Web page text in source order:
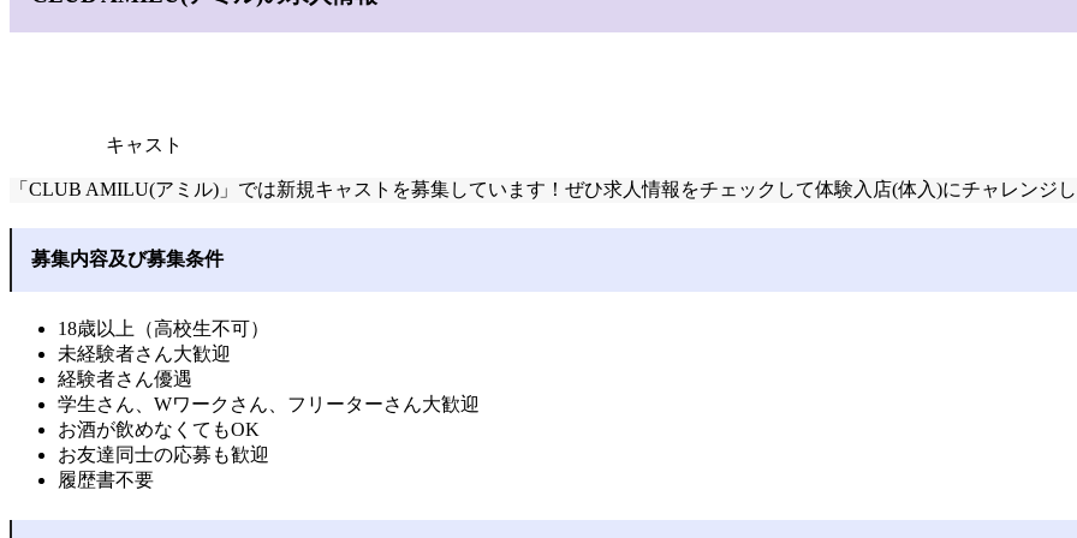
キャスト
「CLUB AMILU(アミル)」では新規キャストを募集しています！ぜひ求人情報をチェックして体験入店(体入)にチャレンジし
募集内容及び募集条件
18歳以上（高校生不可）
未経験者さん大歓迎
経験者さん優遇
学生さん、Wワークさん、フリーターさん大歓迎
お酒が飲めなくてもOK
お友達同士の応募も歓迎
履歴書不要